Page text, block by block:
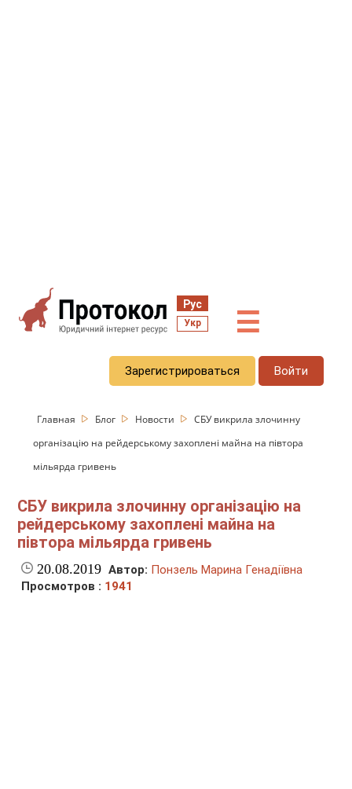
Рус
Укр ☰
Зарегистрироваться Войти
Главная Блог Новости
СБУ викрила злочинну
організацію на рейдерському захоплені майна на півтора
мільярда гривень
СБУ викрила злочинну організацію на
рейдерському захоплені майна на
півтора мільярда гривень
20.08.2019 Автор: Понзель Марина Генадіївна
Просмотров : 1941